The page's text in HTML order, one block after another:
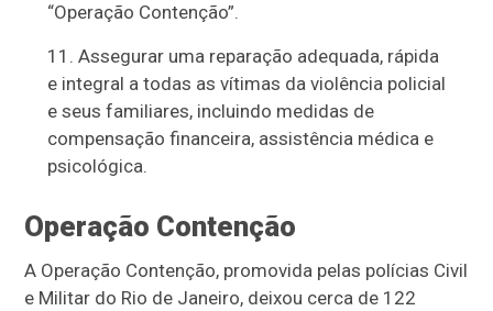
“Operação Contenção”.
Assegurar uma reparação adequada, rápida
e integral a todas as vítimas da violência policial
e seus familiares, incluindo medidas de
compensação financeira, assistência médica e
psicológica.
Operação Contenção
A Operação Contenção, promovida pelas polícias Civil
e Militar do Rio de Janeiro, deixou cerca de 122